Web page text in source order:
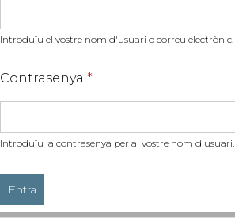
Introduïu el vostre nom d'usuari o correu electrònic.
Contrasenya *
Introduïu la contrasenya per al vostre nom d'usuari.